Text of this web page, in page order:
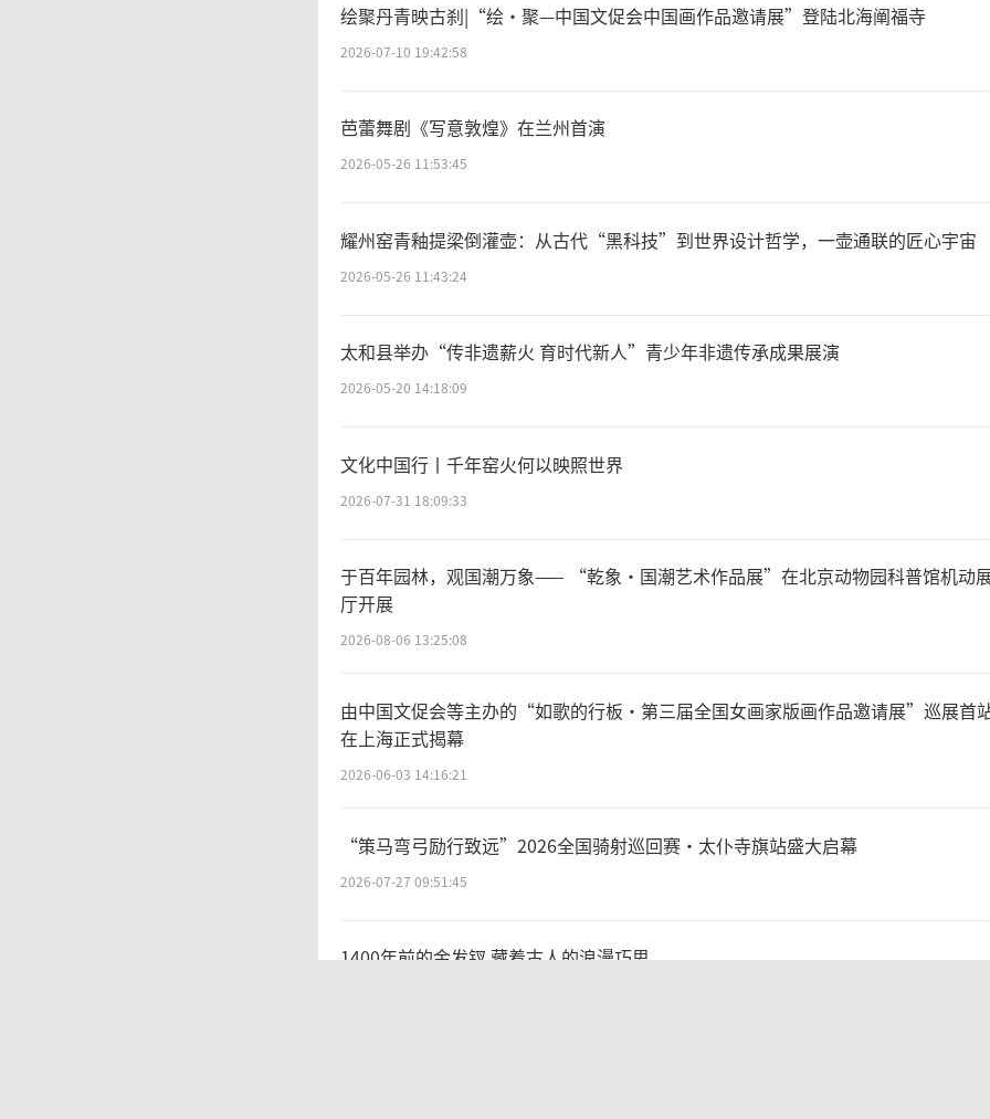
绘聚丹青映古刹|“绘·聚—中国文促会中国画作品邀请展”登陆北海阐福寺
2026-07-10 19:42:58
芭蕾舞剧《写意敦煌》在兰州首演
2026-05-26 11:53:45
耀州窑青釉提梁倒灌壶：从古代“黑科技”到世界设计哲学，一壶通联的匠心宇宙
2026-05-26 11:43:24
太和县举办“传非遗薪火 育时代新人”青少年非遗传承成果展演
2026-05-20 14:18:09
文化中国行丨千年窑火何以映照世界
2026-07-31 18:09:33
于百年园林，观国潮万象—— “乾象·国潮艺术作品展”在北京动物园科普馆机动展
厅开展
2026-08-06 13:25:08
由中国文促会等主办的“如歌的行板·第三届全国女画家版画作品邀请展”巡展首
在上海正式揭幕
2026-06-03 14:16:21
“策马弯弓励行致远”2026全国骑射巡回赛·太仆寺旗站盛大启幕
2026-07-27 09:51:45
1400年前的金发钗 藏着古人的浪漫巧思